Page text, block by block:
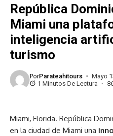
República
Miami una
inteligencia
turismo
PorParateahitours
Mayo
1 Minutos De Lectura
Miami, Florida. República
en la ciudad de Miami una